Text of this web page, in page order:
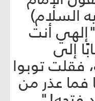
السلام)
"إلهي أنت
إلى
فقلت توبوا
فما عذر من